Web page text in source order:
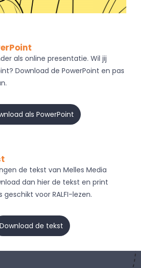
als online presentatie. Wil jij
Download de PowerPoint en pas
als PowerPoint
de tekst van Melles Media
dan hier de tekst en print
voor RALFI-lezen.
Download de tekst